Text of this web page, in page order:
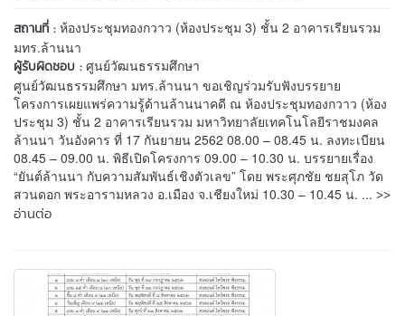
สถานที่ : ห้องประชุมทองกวาว (ห้องประชุม 3) ชั้น 2 อาคารเรียนรวม
มทร.ล้านนา
ผู้รับผิดชอบ : ศูนย์วัฒนธรรมศึกษา
ศูนย์วัฒนธรรมศึกษา มทร.ล้านนา ขอเชิญร่วมรับฟังบรรยาย
โครงการเผยแพร่ความรู้ด้านล้านนาคดี ณ ห้องประชุมทองกวาว (ห้อง
ประชุม 3) ชั้น 2 อาคารเรียนรวม มหาวิทยาลัยเทคโนโลยีราชมงคล
ล้านนา วันอังคาร ที่ 17 กันยายน 2562 08.00 – 08.45 น. ลงทะเบียน
08.45 – 09.00 น. พิธีเปิดโครงการ 09.00 – 10.30 น. บรรยายเรื่อง
“ยันต์ล้านนา กับความสัมพันธ์เชิงตัวเลข” โดย พระศุภชัย ชยสุโภ วัด
สวนดอก พระอารามหลวง อ.เมือง จ.เชียงใหม่ 10.30 – 10.45 น. ... >>
อ่านต่อ